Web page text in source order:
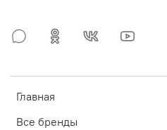
Главная
Все бренды